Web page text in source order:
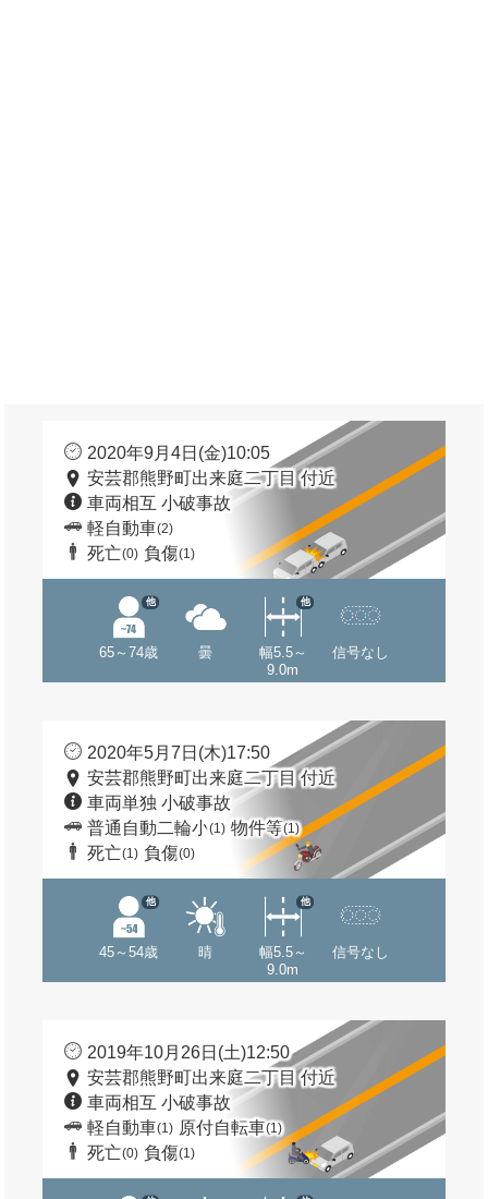
2020年9月4日(金)10:05
安芸郡熊野町出来庭二丁目 付近
車両相互 小破事故
軽自動車(2)
死亡(0) 負傷(1)
65～74歳
他
曇
幅5.5～
9.0m
他
信号なし
2020年5月7日(木)17:50
安芸郡熊野町出来庭二丁目 付近
車両単独 小破事故
普通自動二輪小(1) 物件等(1)
死亡(1) 負傷(0)
45～54歳
他
晴
幅5.5～
9.0m
他
信号なし
2019年10月26日(土)12:50
安芸郡熊野町出来庭二丁目 付近
車両相互 小破事故
軽自動車(1) 原付自転車(1)
死亡(0) 負傷(1)